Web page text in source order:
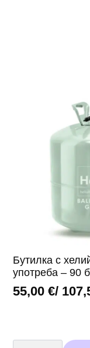
Бутилка с
употреба – 90
55,00€/
количество